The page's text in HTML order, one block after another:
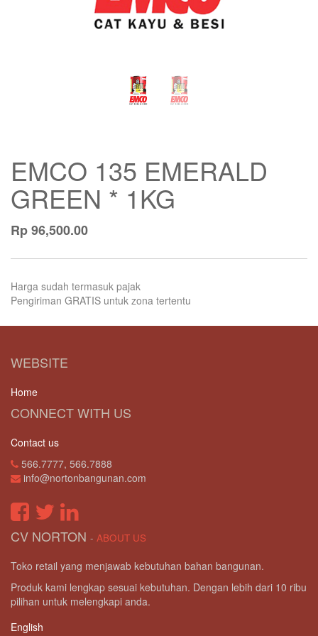
EMCO 135 EMERALD
GREEN * 1KG
Rp96,500.00
Harga sudah termasuk pajak
Pengiriman GRATIS untuk zona tertentu
WEBSITE
Home
CONNECT WITH US
Contact us
566.7777, 566.7888
info@nortonbangunan.com
CV NORTON - ABOUT US
Toko retail yang menjawab kebutuhan bahan bangunan.
Produk kami lengkap sesuai kebutuhan. Dengan lebih dari 10 ribu
pilihan untuk melengkapi anda.
English